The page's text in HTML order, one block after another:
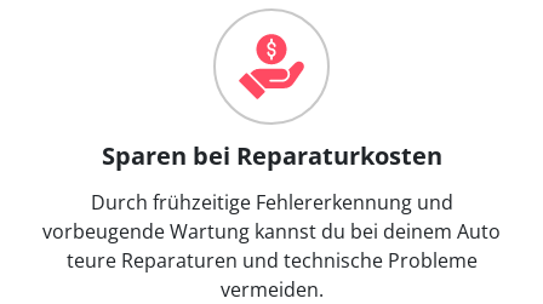
Sparen bei Reparaturkosten
Durch frühzeitige Fehlererkennung und
vorbeugende Wartung kannst du bei deinem Auto
teure Reparaturen und technische Probleme
vermeiden.